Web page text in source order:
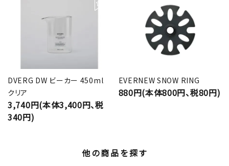
DVERG DW ビーカー 450ml
クリア
3,740円(本体3,400円、税
340円)
EVERNEW SNOW RING
880円(本体800円、税80円)
他の商品を探す